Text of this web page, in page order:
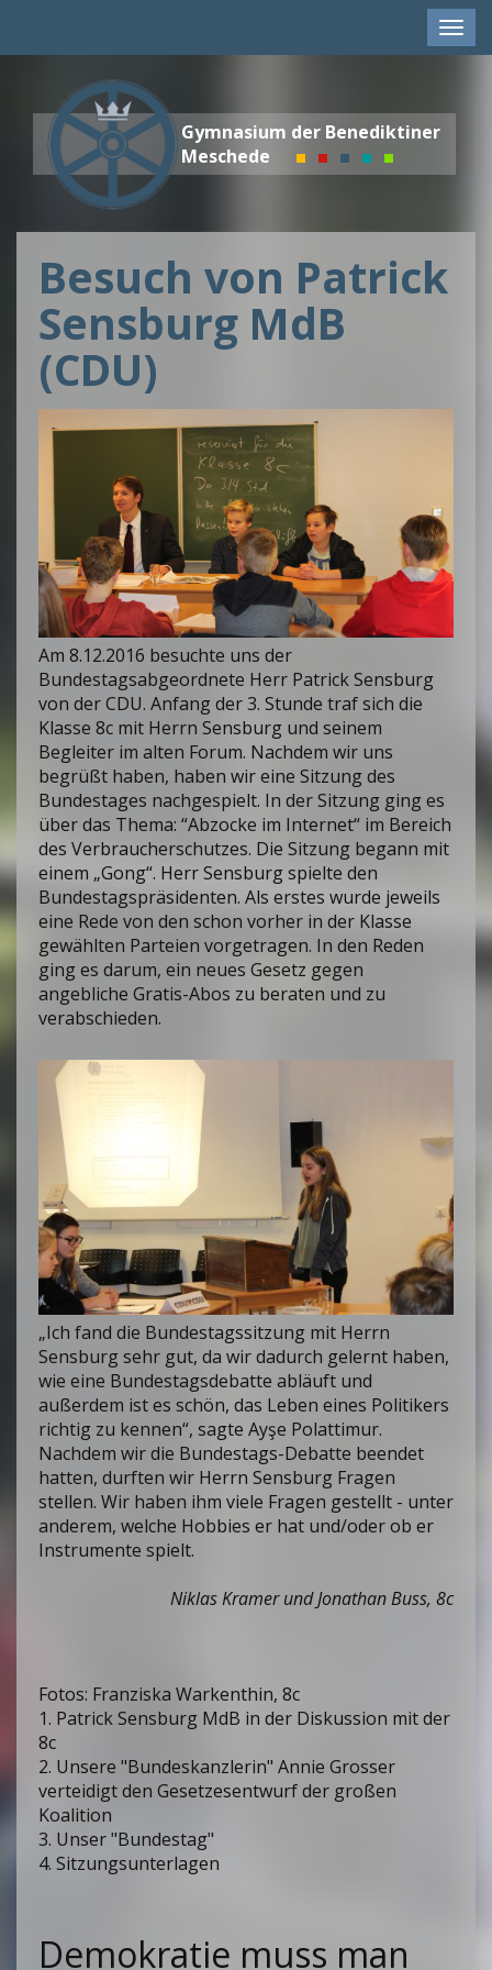
Gymnasium der Benediktiner
Meschede
Besuch von Patrick
Sensburg MdB
(CDU)
Am 8.12.2016 besuchte uns der
Bundestagsabgeordnete Herr Patrick Sensburg
von der CDU. Anfang der 3. Stunde traf sich die
Klasse 8c mit Herrn Sensburg und seinem
Begleiter im alten Forum. Nachdem wir uns
begrüßt haben, haben wir eine Sitzung des
Bundestages nachgespielt. In der Sitzung ging es
über das Thema: “Abzocke im Internet“ im Bereich
des Verbraucherschutzes. Die Sitzung begann mit
einem „Gong“. Herr Sensburg spielte den
Bundestagspräsidenten. Als erstes wurde jeweils
eine Rede von den schon vorher in der Klasse
gewählten Parteien vorgetragen. In den Reden
ging es darum, ein neues Gesetz gegen
angebliche Gratis-Abos zu beraten und zu
verabschieden.
„Ich fand die Bundestagssitzung mit Herrn
Sensburg sehr gut, da wir dadurch gelernt haben,
wie eine Bundestagsdebatte abläuft und
außerdem ist es schön, das Leben eines Politikers
richtig zu kennen“, sagte Ayşe Polattimur.
Nachdem wir die Bundestags-Debatte beendet
hatten, durften wir Herrn Sensburg Fragen
stellen. Wir haben ihm viele Fragen gestellt - unter
anderem, welche Hobbies er hat und/oder ob er
Instrumente spielt.
Niklas Kramer und Jonathan Buss, 8c
Fotos: Franziska Warkenthin, 8c
1. Patrick Sensburg MdB in der Diskussion mit der
8c
2. Unsere "Bundeskanzlerin" Annie Grosser
verteidigt den Gesetzesentwurf der großen
Koalition
3. Unser "Bundestag"
4. Sitzungsunterlagen
Demokratie muss man